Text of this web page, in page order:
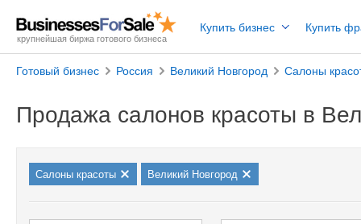
крупнейшая биржа готового бизнеса
Купить бизнес Купить
Готовый бизнес Россия Великий Новгород Салоны
Продажа салонов красоты в
Салоны красоты Великий Новгород